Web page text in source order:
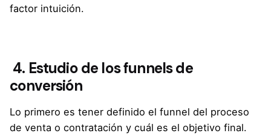
factor intuición.
4. Estudio de los funnels de
conversión
Lo primero es tener definido el funnel del proceso
de venta o contratación y cuál es el objetivo final.